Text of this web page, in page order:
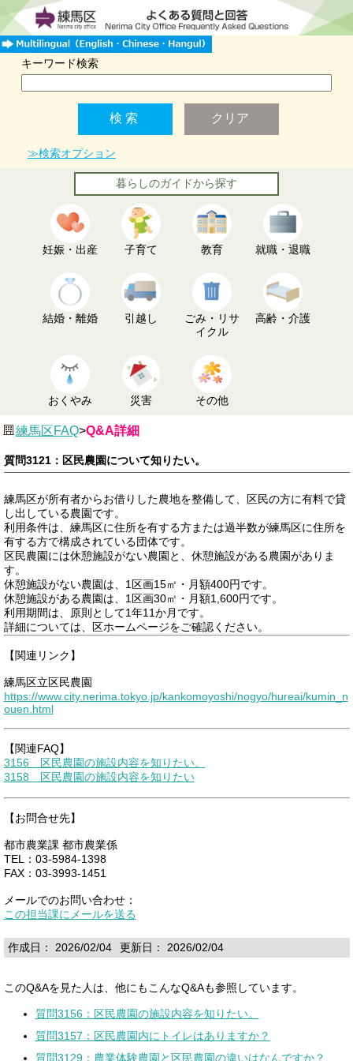
キーワード検索
≫検索オプション
暮らしのガイドから探す
妊娠・出産 子育て 教育 就職・退職
結婚・離婚 引越し
ごみ・リサ
イクル
高齢・介護
おくやみ 災害 その他
練馬区FAQ>Q&A詳細
質問3121：区民農園について知りたい。
練馬区が所有者からお借りした農地を整備して、区民の方に有料で貸
し出している農園です。
利用条件は、練馬区に住所を有する方または過半数が練馬区に住所を
有する方で構成されている団体です。
区民農園には休憩施設がない農園と、休憩施設がある農園がありま
す。
休憩施設がない農園は、1区画15㎡・月額400円です。
休憩施設がある農園は、1区画30㎡・月額1,600円です。
利用期間は、原則として1年11か月です。
詳細については、区ホームページをご確認ください。
【関連リンク】
練馬区立区民農園
https://www.city.nerima.tokyo.jp/kankomoyoshi/nogyo/hureai/kumin_n
ouen.html
【関連FAQ】
3156 区民農園の施設内容を知りたい。
3158 区民農園の施設内容を知りたい
【お問合せ先】
都市農業課 都市農業係
TEL：03-5984-1398
FAX：03-3993-1451
メールでのお問い合わせ：
この担当課にメールを送る
作成日： 2026/02/04 更新日： 2026/02/04
このQ&Aを見た人は、他にもこんなQ&Aも参照しています。
質問3156：区民農園の施設内容を知りたい。
質問3157：区民農園内にトイレはありますか？
質問3129：農業体験農園と区民農園の違いはなんですか？